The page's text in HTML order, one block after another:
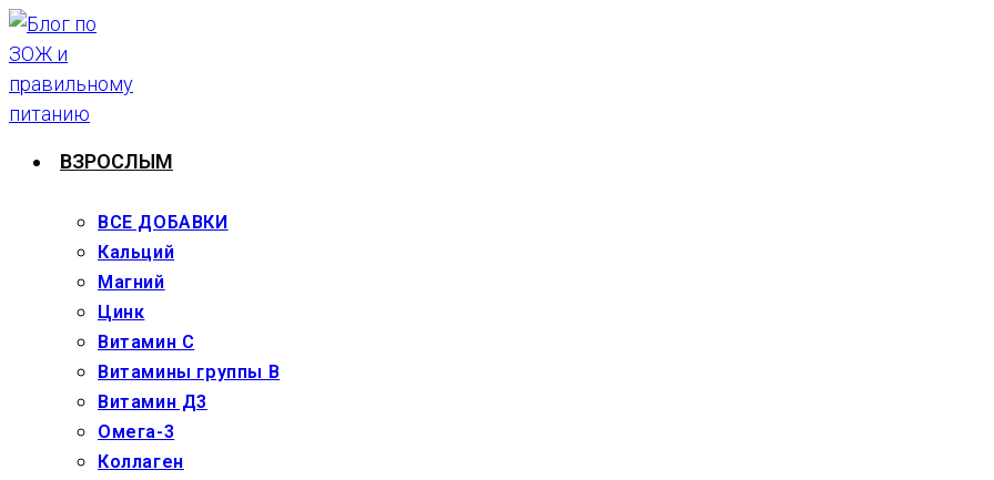
Перейти
к
содержимому
ВЗРОСЛЫМ
ВСЕ ДОБАВКИ
Кальций
Магний
Цинк
Витамин С
Витамины группы В
Витамин Д3
Омега-3
Коллаген